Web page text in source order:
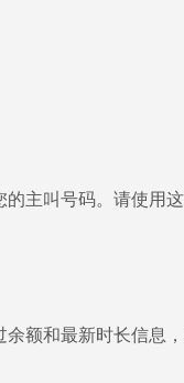
主叫号码。请使用这
额和最新时长信息